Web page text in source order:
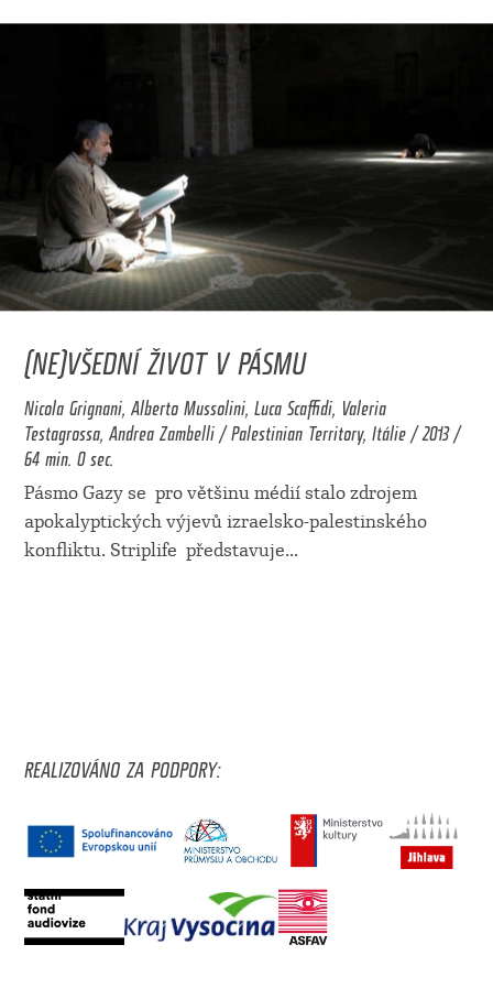
(NE)VŠEDNÍ ŽIVOT V PÁSMU
Nicola Grignani, Alberto Mussolini, Luca Scaffidi, Valeria
Testagrossa, Andrea Zambelli / Palestinian Territory, Itálie / 2013 /
64 min. 0 sec.
Pásmo Gazy se pro většinu médií stalo zdrojem
apokalyptických výjevů izraelsko-palestinského
konfliktu. Striplife představuje...
REALIZOVÁNO ZA PODPORY: